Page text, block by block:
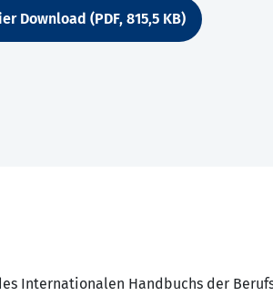
Download (PDF, 815,5 KB)
Internationalen Handbuchs der